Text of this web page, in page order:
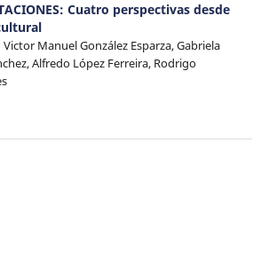
Cuatro perspectivas desde
Manuel González Esparza, Gabriela
Alfredo López Ferreira, Rodrigo